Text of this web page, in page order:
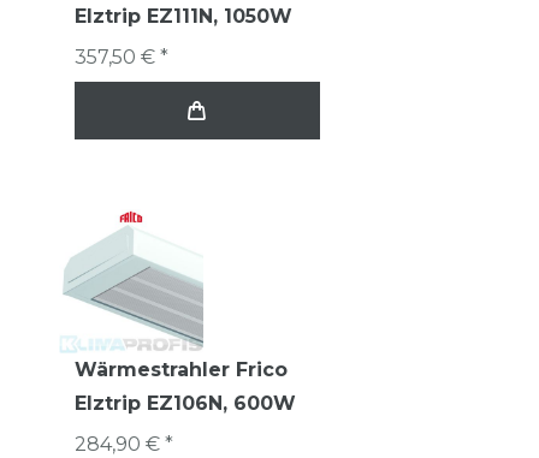
Elztrip EZ111N, 1050W
357,50 € *
Wärmestrahler Frico
Elztrip EZ106N, 600W
284,90 € *